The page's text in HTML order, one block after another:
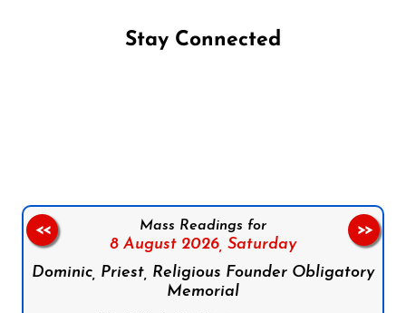
Stay Connected
Mass Readings for
8 August 2026, Saturday
Dominic, Priest, Religious Founder Obligatory
Memorial
<< >>